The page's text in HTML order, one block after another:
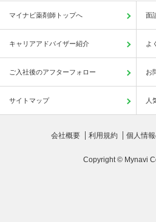
マイナビ薬剤師トップへ 面
キャリアアドバイザー紹介 よ
ご入社後のアフターフォロー お
サイトマップ 人
会社概要 利用規約 個人情
Copyright © Mynavi